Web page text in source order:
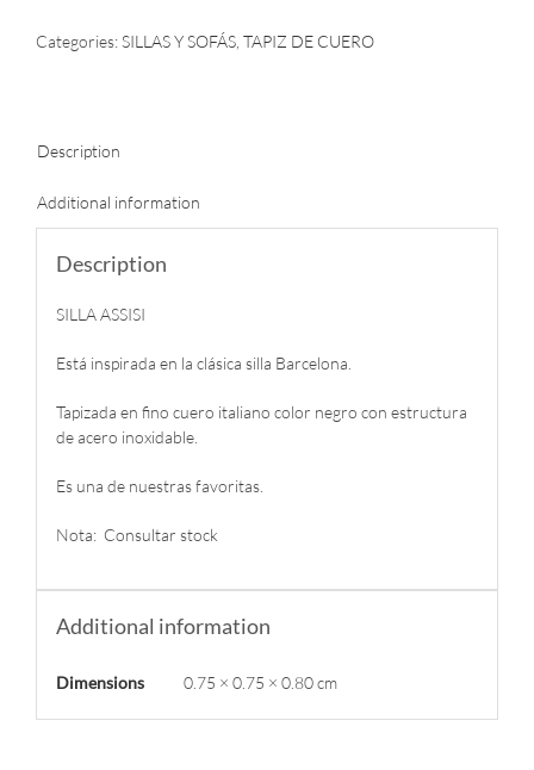
Categories:SILLAS Y SOFÁS TAPIZ DE CUERO
Description
Additional information
Description
SILLA ASSISI
Está inspirada en la clásica silla Barcelona.
Tapizada en fino cuero italiano color negro con estructura
de acero inoxidable.
Es una de nuestras favoritas.
Nota: Consultar stock
Additional information
Dimensions 0.75 × 0.75 × 0.80 cm